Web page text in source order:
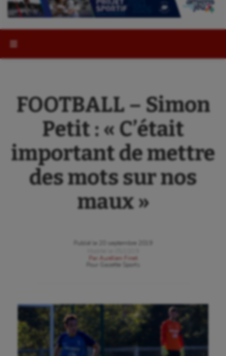
FOOTBALL – Simon
Petit : « C’était
important de mettre
des mots sur nos
maux »
Publié le
20 septembre 2019
Par
Aurélien Finet
Gazette Sports